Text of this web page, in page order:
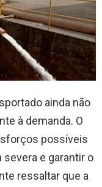
ainda não
à demanda. O
possíveis
e garantir o
ressaltar que a